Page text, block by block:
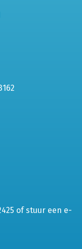
of stuur een e-